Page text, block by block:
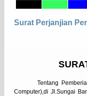
Surat Perjanjian
Tentang
Computer),di Jl.Sungai